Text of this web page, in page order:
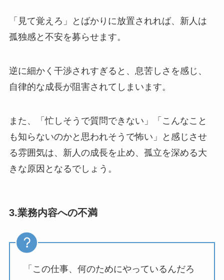
「見て覚えろ」とばかりに放置されれば、新人は
孤独感と不安を募らせます。
逆に細かく干渉されすぎると、息苦しさを感じ、
自律的な成長が阻害されてしまいます。
また、「忙しそうで質問できない」「こんなこと
も知らないのかと思われそうで怖い」と感じさせ
る雰囲気は、新人の成長を止め、孤立を深める大
きな原因となるでしょう。
3.業務内容への不満
「この仕事、何のためにやっているんだろ